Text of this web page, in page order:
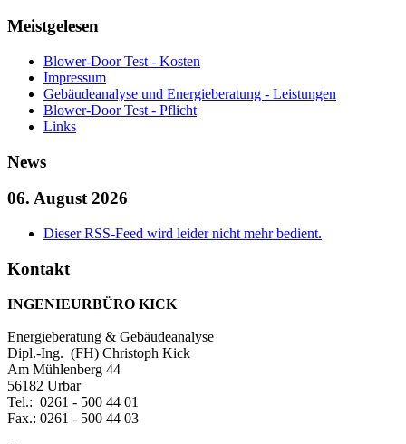
Meistgelesen
Blower-Door Test - Kosten
Impressum
Gebäudeanalyse und Energieberatung - Leistungen
Blower-Door Test - Pflicht
Links
News
06. August 2026
Dieser RSS-Feed wird leider nicht mehr bedient.
Kontakt
INGENIEURBÜRO KICK
Energieberatung & Gebäudeanalyse
Dipl.-Ing. (FH) Christoph Kick
Am Mühlenberg 44
56182 Urbar
Tel.: 0261 - 500 44 01
Fax.: 0261 - 500 44 03